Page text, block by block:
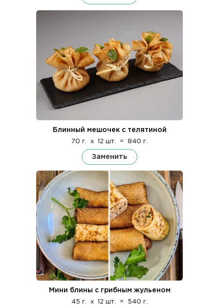
Блинный мешочек с телятиной
70 г. x 12 шт. = 840 г.
Заменить
Мини блины с грибным жульеном
45 г. x 12 шт. = 540 г.